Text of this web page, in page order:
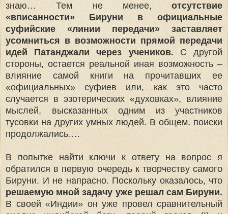
знаю… Тем не менее, отсутствие
«вписанности» Бируни в официальные
суфийские «линии передачи» заставляет
усомниться в возможности прямой передачи
идей Патанджали через учеников. С другой
стороны, остается реальной иная возможность –
влияние самой книги на прочитавших ее
«официальных» суфиев или, как это часто
случается в эзотерических «духовках», влияние
мыслей, высказанных одним из участников
тусовки на других умных людей. В общем, поиски
продолжались….
В попытке найти ключи к ответу на вопрос я
обратился в первую очередь к творчеству самого
Бируни. И не напрасно. Поскольку оказалось, что
решаемую мной задачу уже решал сам Бируни.
В своей «Индии» он уже провел сравнительный